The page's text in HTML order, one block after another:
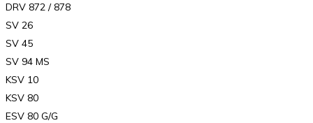
DRV 872 / 878
SV 26
SV 45
SV 94 MS
KSV 10
KSV 80
ESV 80 G/G